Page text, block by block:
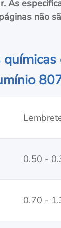
As
não
0.50 -
0.70 -